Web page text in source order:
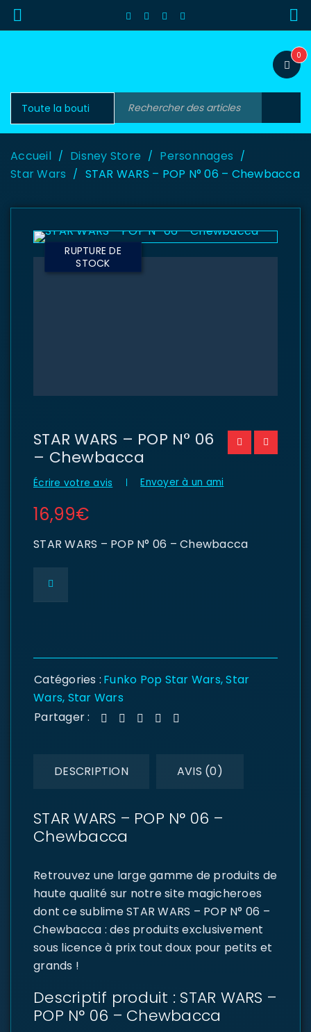
0
Accueil / Disney Store / Personnages /
Star Wars / STAR WARS – POP N° 06 – Chewbacca
RUPTURE DE
STOCK
STAR WARS – POP N° 06
– Chewbacca
Écrire votre avis Envoyer à un ami
16,99€
STAR WARS – POP N° 06 – Chewbacca
Catégories : Funko Pop Star Wars,Star
Wars, Star Wars
Partager :
DESCRIPTION AVIS (0)
STAR WARS – POP N° 06 –
Chewbacca
Retrouvez une large gamme de produits de
haute qualité sur notre site magicheroes
dont ce sublime STAR WARS – POP N° 06 –
Chewbacca : des produits exclusivement
sous licence à prix tout doux pour petits et
grands !
Descriptif produit : STAR WARS –
POP N° 06 – Chewbacca